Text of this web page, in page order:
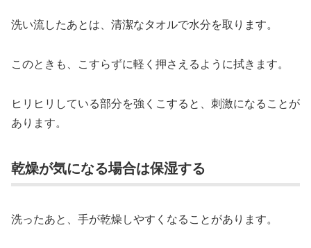
洗い流したあとは、清潔なタオルで水分を取ります。
このときも、こすらずに軽く押さえるように拭きます。
ヒリヒリしている部分を強くこすると、刺激になることが
あります。
乾燥が気になる場合は保湿する
洗ったあと、手が乾燥しやすくなることがあります。